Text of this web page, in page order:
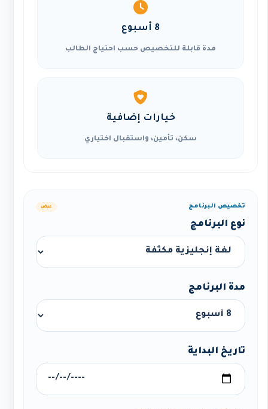
8 أسبوع
مدة قابلة للتخصيص حسب احتياج الطالب
خيارات إضافية
سكن، تأمين، واستقبال اختياري
تخصيص البرنامج عرض
نوع البرنامج
مدة البرنامج
تاريخ البداية